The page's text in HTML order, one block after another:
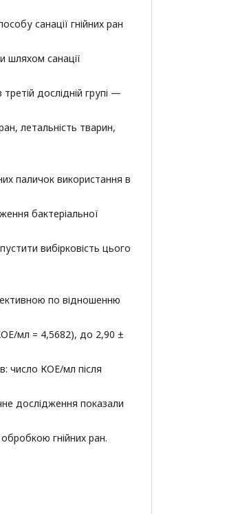
санації гнійних ран
шляхом санації
дослідній групі —
летальність тварин,
паличок використання в
бактеріальної
вибірковість цього
по відношенню
мл = 4,5682), до 2,90 ±
число КОЕ/мл після
дослідження показали
гнійних ран.